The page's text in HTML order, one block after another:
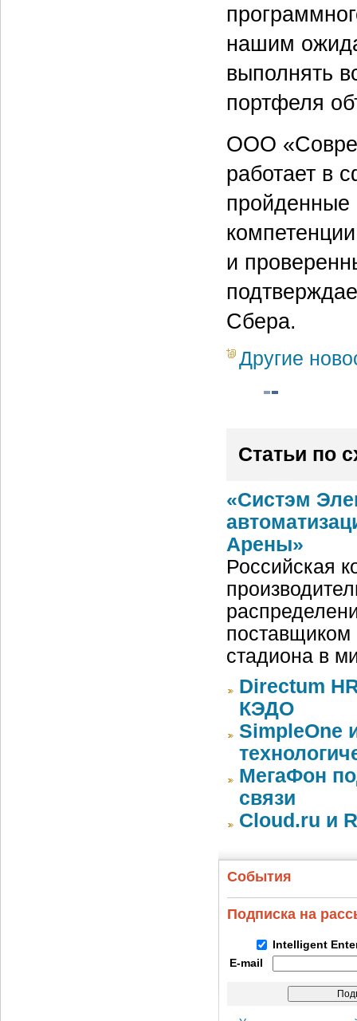
нашим
выполнять
портфеля
ООО
работает в
пройденные
и
Сбера.
Другие
Статьи по
«Систэм
Арены»
Российская
поставщиком
стадиона в
Directum
КЭДО
SimpleOne
МегаФон
связи
Cloud.ru и
События
Подписка на
Intelligent
E-mail